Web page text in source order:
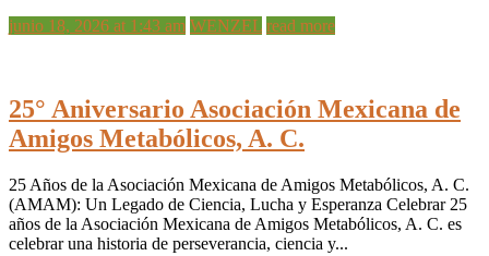
junio 18, 2026 at 1:43 am WENZEL read more
25° Aniversario Asociación Mexicana de
Amigos Metabólicos, A. C.
25 Años de la Asociación Mexicana de Amigos Metabólicos, A. C.
(AMAM): Un Legado de Ciencia, Lucha y Esperanza Celebrar 25
años de la Asociación Mexicana de Amigos Metabólicos, A. C. es
celebrar una historia de perseverancia, ciencia y...